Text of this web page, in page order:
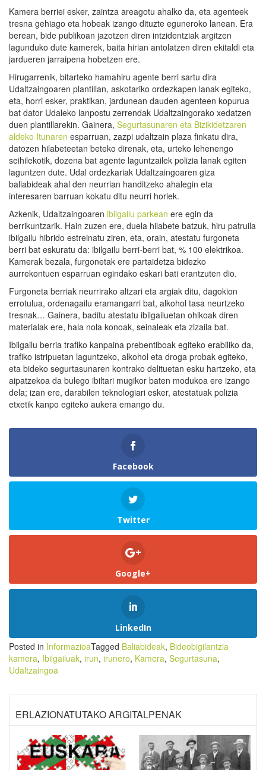
Kamera berriei esker, zaintza areagotu ahalko da, eta agenteek
tresna gehiago eta hobeak izango dituzte eguneroko lanean. Era
berean, bide publikoan jazotzen diren intzidentziak argitzen
lagunduko dute kamerek, baita hirian antolatzen diren ekitaldi eta
jardueren jarraipena hobetzen ere.
Hirugarrenik, bitarteko hamahiru agente berri sartu dira
Udaltzaingoaren plantillan, askotariko ordezkapen lanak egiteko,
eta, horri esker, praktikan, jardunean dauden agenteen kopurua
bat dator Udaleko lanpostu zerrendak Udaltzaingorako xedatzen
duen plantillarekin. Gainera, Segurtasunaren eta Bizikidetzaren
aldeko Itunaren esparruan, zazpi udaltzain plaza finkatu dira,
datozen hilabeteetan beteko direnak, eta, urteko lehenengo
seihilekotik, dozena bat agente laguntzailek polizia lanak egiten
laguntzen dute. Udal ordezkariak Udaltzaingoaren giza
baliabideak ahal den neurrian handitzeko ahalegin eta
interesaren barruan kokatu ditu neurri horiek.
Azkenik, Udaltzaingoaren ibilgailu parkean ere egin da
berrikuntzarik. Hain zuzen ere, duela hilabete batzuk, hiru patruila
ibilgailu hibrido estreinatu ziren, eta, orain, atestatu furgoneta
berri bat eskuratu da: ibilgailu berri-berri bat, % 100 elektrikoa.
Kamerak bezala, furgonetak ere partaidetza bidezko
aurrekontuen esparruan egindako eskari bati erantzuten dio.
Furgoneta berriak neurrirako altzari eta argiak ditu, dagokion
errotulua, ordenagailu eramangarri bat, alkohol tasa neurtzeko
tresnak… Gainera, baditu atestatu ibilgailuetan ohikoak diren
materialak ere, hala nola konoak, seinaleak eta zizaila bat.
Ibilgailu berria trafiko kanpaina prebentiboak egiteko erabiliko da,
trafiko istripuetan laguntzeko, alkohol eta droga probak egiteko,
eta bideko segurtasunaren kontrako delituetan esku hartzeko, eta
aipatzekoa da bulego ibiltari mugikor baten modukoa ere izango
dela; izan ere, darabilen teknologiari esker, atestatuak polizia
etxetik kanpo egiteko aukera emango du.
Facebook
Twitter
Google+
LinkedIn
Posted in InformazioaTagged Baliabideak, Bideobigilantzia
kamera, Ibilgailuak, irun, irunero, Kamera, Segurtasuna,
Udaltzaingoa
ERLAZIONATUTAKO ARGITALPENAK